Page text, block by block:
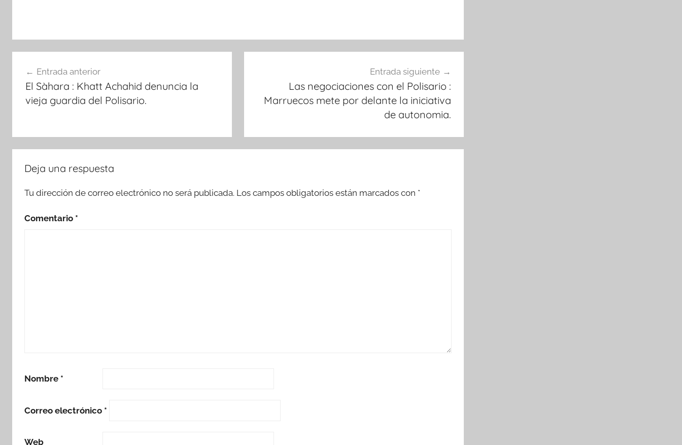
de
entradas
Entrada anterior
El Sàhara : Khatt Achahid denuncia la
vieja guardia del Polisario.
Entrada siguiente
Las negociaciones con el Polisario :
Marruecos mete por delante la iniciativa
de autonomia.
Deja una respuesta
Tu dirección de correo electrónico no será publicada. Los campos obligatorios están marcados con *
Comentario *
Nombre *
Correo electrónico *
Web